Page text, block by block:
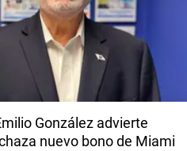
González advierte
nuevo bono de Miami